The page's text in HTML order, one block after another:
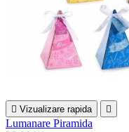
 Vizualizare rapida 
Lumanare Piramida